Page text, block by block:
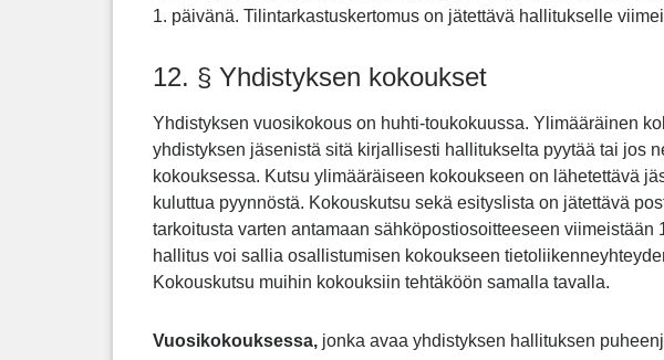
1. päivänä. Tilintarkastuskertomus on jätettävä hallitukselle
12. § Yhdistyksen kokoukset
Yhdistyksen vuosikokous on huhti-toukokuussa. Ylimääräinen
yhdistyksen jäsenistä sitä kirjallisesti hallitukselta pyytää tai jos
kokouksessa. Kutsu ylimääräiseen kokoukseen on lähetettävä
kuluttua pyynnöstä. Kokouskutsu sekä esityslista on jätettävä
tarkoitusta varten antamaan sähköpostiosoitteeseen
hallitus voi sallia osallistumisen kokoukseen
Kokouskutsu muihin kokouksiin tehtäköön samalla tavalla.
Vuosikokouksessa, jonka avaa yhdistyksen hallituksen